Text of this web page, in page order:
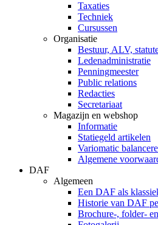
Taxaties
Techniek
Cursussen
Organisatie
Bestuur, ALV,
Ledenadministratie
Penningmeester
Public relations
Redacties
Secretariaat
Magazijn en webshop
Informatie
Statiegeld artikelen
Variomatic
Algemene
DAF
Algemeen
Een DAF als
Historie van DAF
Brochure-, folder-